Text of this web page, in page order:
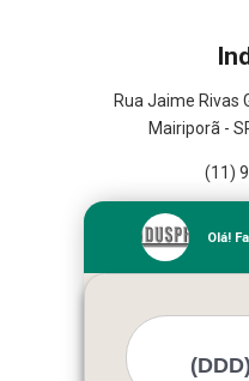
Rua Jaime Rivas
Mairiporã -
(11)
Olá!